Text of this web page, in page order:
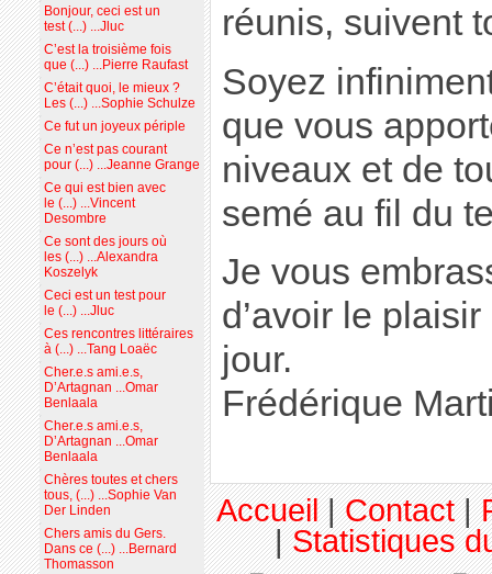
réunis, suivent
Soyez
que vous
niveaux et de
semé au fil du
Je vous
d’avoir le
jour.
Frédérique
Bonjour, ceci est un
test (...) ...Jluc
C’est la troisième fois
que (...) ...Pierre Raufast
C’était quoi, le mieux ?
Les (...) ...Sophie Schulze
Ce fut un joyeux périple
Ce n’est pas courant
pour (...) ...Jeanne Grange
Ce qui est bien avec
le (...) ...Vincent
Desombre
Ce sont des jours où
les (...) ...Alexandra
Koszelyk
Ceci est un test pour
le (...) ...Jluc
Ces rencontres littéraires
à (...) ...Tang Loaëc
Cher.e.s ami.e.s,
D’Artagnan ...Omar
Benlaala
Cher.e.s ami.e.s,
D’Artagnan ...Omar
Benlaala
Chères toutes et chers
tous, (...) ...Sophie Van
Der Linden
Chers amis du Gers.
Dans ce (...) ...Bernard
Thomasson
Accueil|Contact|
|Statistiques